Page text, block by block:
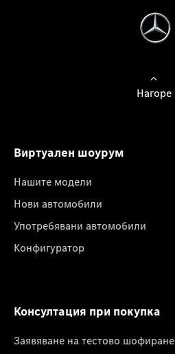
Нагоре
Виртуален шоурум
Нашите модели
Нови автомобили
Употребявани автомобили
Конфигуратор
Консултация при покупка
Заявяване на тестово шофиране